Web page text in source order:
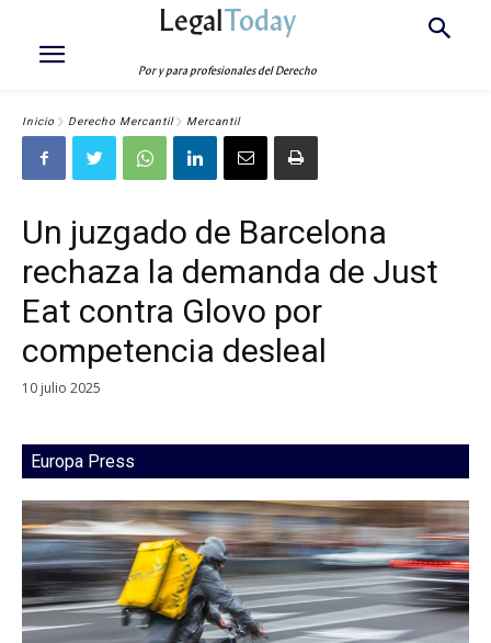
LegalToday
Por y para profesionales del Derecho
Inicio Derecho Mercantil Mercantil
Un juzgado de Barcelona
rechaza la demanda de Just
Eat contra Glovo por
competencia desleal
10 julio 2025
Europa Press